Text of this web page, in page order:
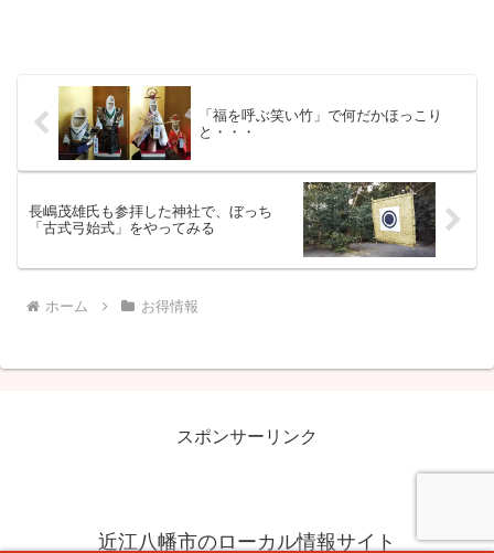
「福を呼ぶ笑い竹」で何だかほっこり
と・・・
長嶋茂雄氏も参拝した神社で、ぼっち
「古式弓始式」をやってみる
ホーム お得情報
スポンサーリンク
近江八幡市のローカル情報サイト